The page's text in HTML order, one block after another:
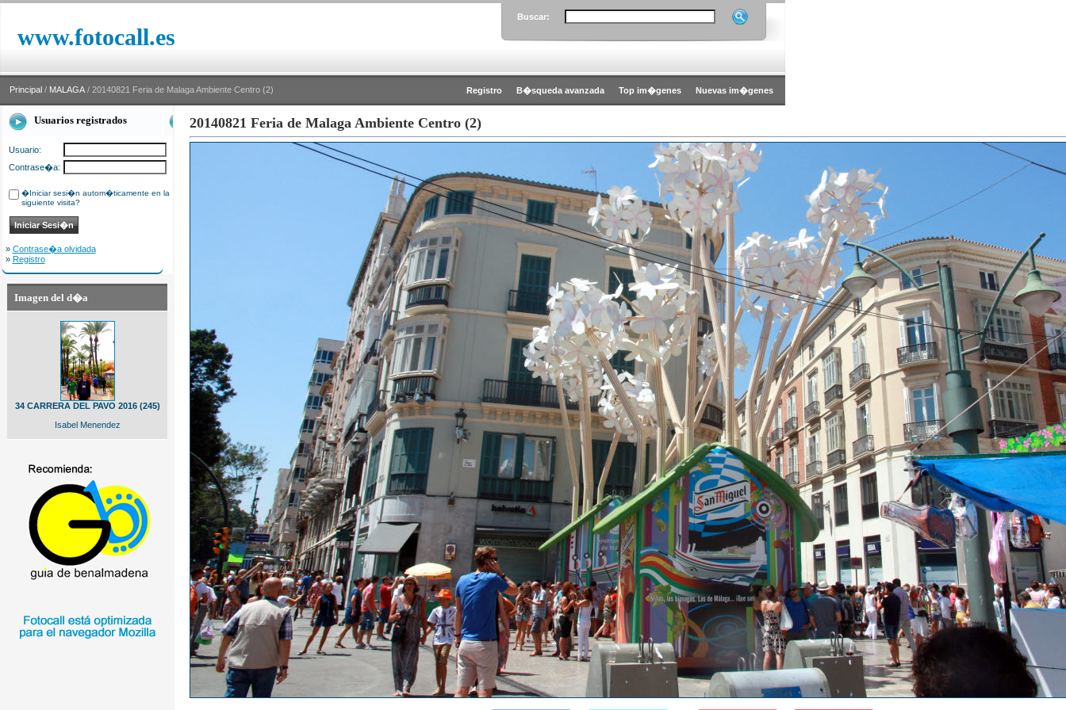
www.fotocall.es
Buscar:
Principal / MALAGA / 20140821 Feria de Malaga Ambiente Centro (2) Registro B�squeda avanzada Top im�genes Nuevas im�genes
Usuarios registrados
Usuario:
Contrase�a:
�Iniciar sesi�n autom�ticamente en la
siguiente visita?
» Contrase�a olvidada
» Registro
Imagen del d�a
34 CARRERA DEL PAVO 2016 (245)
Isabel Menendez
20140821 Feria de Malaga Ambiente Centro (2)